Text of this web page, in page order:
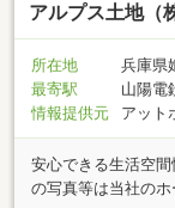
アルプス土地（
所在地
兵庫県
最寄駅
山陽電
情報提供元
アット
安心できる生活空
の写真等は当社のホ